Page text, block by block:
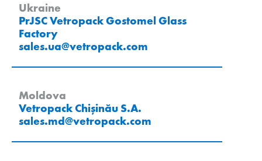
Ukraine
PrJSC Vetropack Gostomel Glass
Factory
sales.ua@vetropack.com
Moldova
Vetropack Chișinău S.A.
sales.md@vetropack.com